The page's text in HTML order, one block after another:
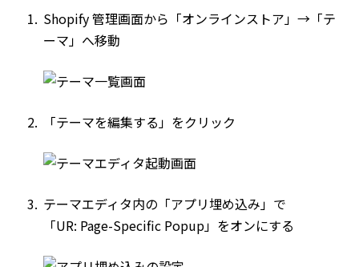
Shopify 管理画面から「オンラインストア」→「テ
ーマ」へ移動
「テーマを編集する」をクリック
テーマエディタ内の「アプリ埋め込み」で
「UR: Page-Specific Popup」をオンにする